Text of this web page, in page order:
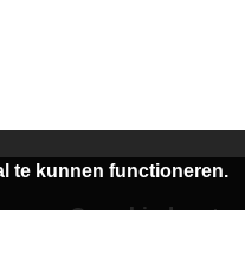
Onze kindcentra
te kunnen functioneren.